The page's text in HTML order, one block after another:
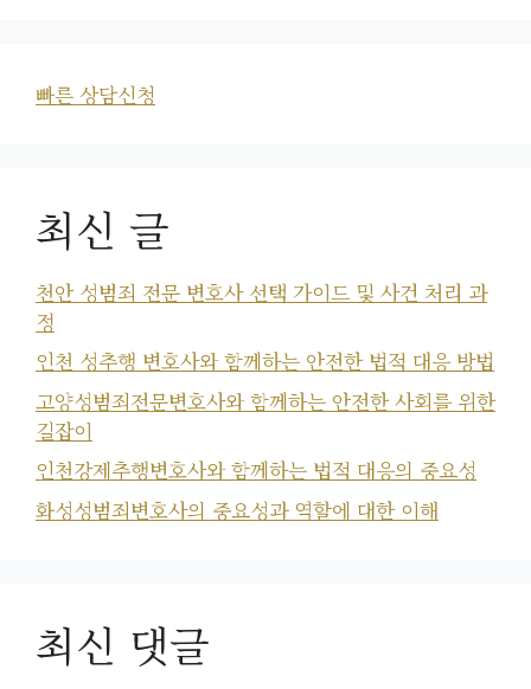
빠른 상담신청
최신 글
천안 성범죄 전문 변호사 선택 가이드 및 사건 처리 과
정
인천 성추행 변호사와 함께하는 안전한 법적 대응 방법
고양성범죄전문변호사와 함께하는 안전한 사회를 위한
길잡이
인천강제추행변호사와 함께하는 법적 대응의 중요성
화성성범죄변호사의 중요성과 역할에 대한 이해
최신 댓글